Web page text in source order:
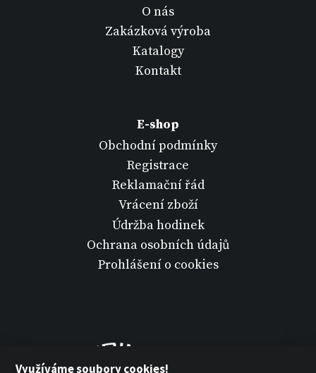
O nás
Zakázková výroba
Katalogy
Kontakt
E-shop
Obchodní podmínky
Registrace
Reklamační řád
Vrácení zboží
Údržba hodinek
Ochrana osobních údajů
Prohlášení o cookies
Využíváme soubory cookies!